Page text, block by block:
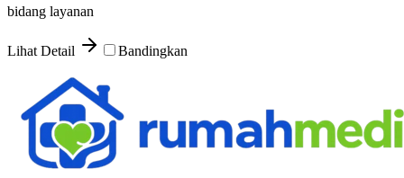
bidang layanan
Lihat Detail Bandingkan